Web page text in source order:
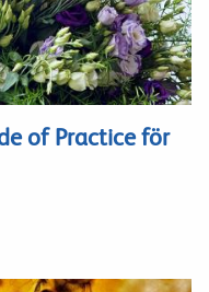
of Practice för